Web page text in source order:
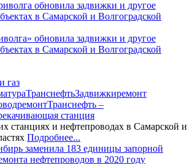
обновила задвижки и другое
в Самарской и Волгоградской
газ
ТранснефтьЗадвижкиремонт
ремонтТранснефть –
станция
станциях и нефтепроводах в Самарской и
Подробнее...